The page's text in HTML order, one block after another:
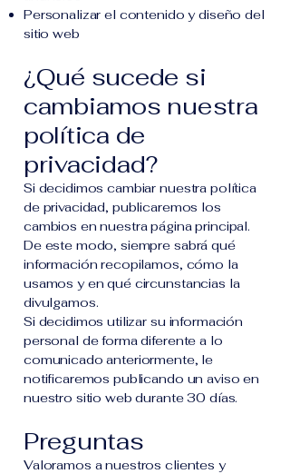
Personalizar el contenido y diseño del
sitio web
¿Qué sucede si
cambiamos nuestra
política de
privacidad?
Si decidimos cambiar nuestra política
de privacidad, publicaremos los
cambios en nuestra página principal.
De este modo, siempre sabrá qué
información recopilamos, cómo la
usamos y en qué circunstancias la
divulgamos.
Si decidimos utilizar su información
personal de forma diferente a lo
comunicado anteriormente, le
notificaremos publicando un aviso en
nuestro sitio web durante 30 días.
Preguntas
Valoramos a nuestros clientes y